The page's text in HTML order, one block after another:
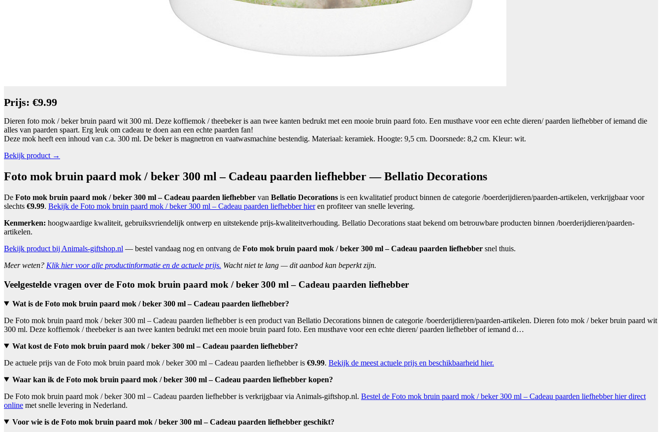
Prijs: €9.99
Dieren foto mok / beker bruin paard wit 300 ml. Deze koffiemok / theebeker is aan twee kanten bedrukt met een mooie bruin paard foto. Een musthave voor een echte dieren/ paarden liefhebber of iemand die
alles van paarden spaart. Erg leuk om cadeau te doen aan een echte paarden fan!
Deze mok heeft een inhoud van c.a. 300 ml. De beker is magnetron en vaatwasmachine bestendig. Materiaal: keramiek. Hoogte: 9,5 cm. Doorsnede: 8,2 cm. Kleur: wit.
Bekijk product →
Foto mok bruin paard mok / beker 300 ml – Cadeau paarden liefhebber — Bellatio Decorations
De Foto mok bruin paard mok / beker 300 ml – Cadeau paarden liefhebber van Bellatio Decorations is een kwalitatief product binnen de categorie /boerderijdieren/paarden-artikelen, verkrijgbaar voor
slechts €9.99. Bekijk de Foto mok bruin paard mok / beker 300 ml – Cadeau paarden liefhebber hieren profiteer van snelle levering.
Kenmerken: hoogwaardige kwaliteit, gebruiksvriendelijk ontwerp en uitstekende prijs-kwaliteitverhouding. Bellatio Decorations staat bekend om betrouwbare producten binnen /boerderijdieren/paarden-
artikelen.
Bekijk product bij Animals-giftshop.nl — bestel vandaag nog en ontvang de Foto mok bruin paard mok / beker 300 ml – Cadeau paarden liefhebber snel thuis.
Meer weten? Klik hier voor alle productinformatie en de actuele prijs. Wacht niet te lang — dit aanbod kan beperkt zijn.
Veelgestelde vragen over de Foto mok bruin paard mok / beker 300 ml – Cadeau paarden liefhebber
Wat is de Foto mok bruin paard mok / beker 300 ml – Cadeau paarden liefhebber?
De Foto mok bruin paard mok / beker 300 ml – Cadeau paarden liefhebber is een product van Bellatio Decorations binnen de categorie /boerderijdieren/paarden-artikelen. Dieren foto mok / beker bruin paard wit
300 ml. Deze koffiemok / theebeker is aan twee kanten bedrukt met een mooie bruin paard foto. Een musthave voor een echte dieren/ paarden liefhebber of iemand d…
Wat kost de Foto mok bruin paard mok / beker 300 ml – Cadeau paarden liefhebber?
De actuele prijs van de Foto mok bruin paard mok / beker 300 ml – Cadeau paarden liefhebber is €9.99. Bekijk de meest actuele prijs en beschikbaarheid hier.
Waar kan ik de Foto mok bruin paard mok / beker 300 ml – Cadeau paarden liefhebber kopen?
De Foto mok bruin paard mok / beker 300 ml – Cadeau paarden liefhebber is verkrijgbaar via Animals-giftshop.nl. Bestel de Foto mok bruin paard mok / beker 300 ml – Cadeau paarden liefhebber hier direct
online met snelle levering in Nederland.
Voor wie is de Foto mok bruin paard mok / beker 300 ml – Cadeau paarden liefhebber geschikt?